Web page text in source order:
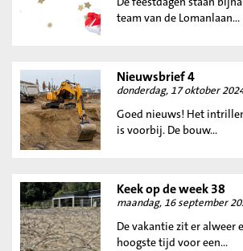
team van de Lomanlaan...
Nieuwsbrief 4
donderdag, 17 oktober
Goed nieuws! Het
is voorbij. De bouw...
Keek op de week 38
maandag, 16 september
De vakantie zit er alweer
hoogste tijd voor een...